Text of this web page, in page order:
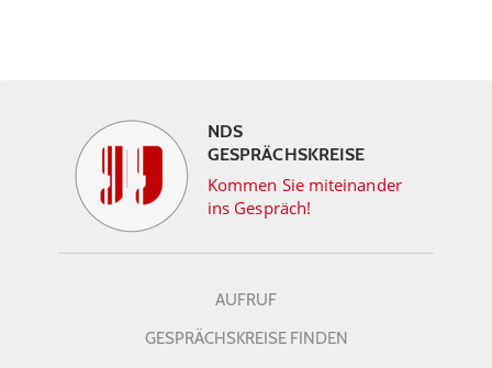
NDS
GESPRÄCHSKREISE
Kommen Sie miteinander
ins Gespräch!
AUFRUF
GESPRÄCHSKREISE FINDEN